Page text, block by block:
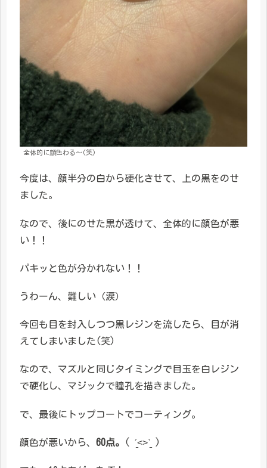
全体的に顔色わる〜(笑)
今度は、顔半分の白から硬化させて、上の黒をのせ
ました。
なので、後にのせた黒が透けて、全体的に顔色が悪
い！！
パキッと色が分かれない！！
うわーん、難しい（涙）
今回も目を封入しつつ黒レジンを流したら、目が消
えてしまいました(笑)
なので、マズルと同じタイミングで目玉を白レジン
で硬化し、マジックで瞳孔を描きました。
で、最後にトップコートでコーティング。
顔色が悪いから、 60点。 ( ˊ̱˂˃ˋ̱ )